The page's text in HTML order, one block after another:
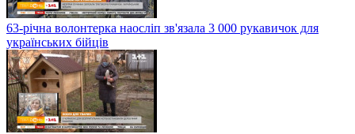
63-річна волонтерка наосліп зв'язала 3 000 рукавичок для
українських бійців